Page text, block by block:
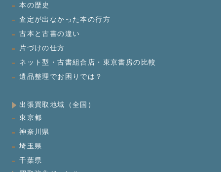
本の歴史
査定が出なかった本の行方
古本と古書の違い
片づけの仕方
ネット型・古書組合店・東京書房の比較
遺品整理でお困りでは？
出張買取地域（全国）
東京都
神奈川県
埼玉県
千葉県